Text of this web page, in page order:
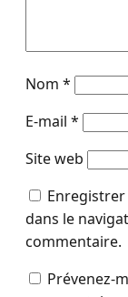
Nom *
E-mail *
Site web
dans le
commentaire.
Prévenez-